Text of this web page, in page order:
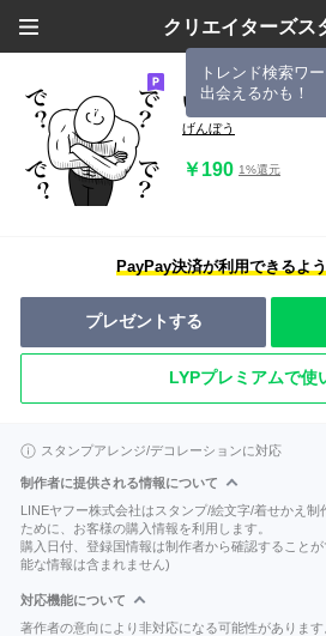
クリエイターズス
トレンド検索ワ
出会えるかも！
いつか言いたい
げんぼう
￥190 1%還元
PayPay決済が利用できるよ
プレゼントする
LYPプレミアムで使
スタンプアレンジ/デコレーションに対応
制作者に提供される情報について
LINEヤフー株式会社はスタンプ/絵文字/着せかえ
ために、お客様の購入情報を利用します。
購入日付、登録国情報は制作者から確認すること
能な情報は含まれません)
対応機能について
著作者の意向により非対応になる可能性がありま